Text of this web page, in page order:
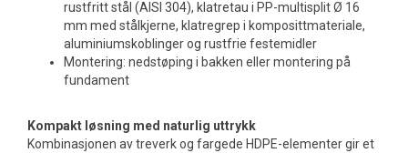
rustfritt stål (AISI 304), klatretau i PP-multisplit Ø 16
mm med stålkjerne, klatregrep i komposittmateriale,
aluminiumskoblinger og rustfrie festemidler
Montering: nedstøping i bakken eller montering på
fundament
Kompakt løsning med naturlig uttrykk
Kombinasjonen av treverk og fargede HDPE-elementer gir et